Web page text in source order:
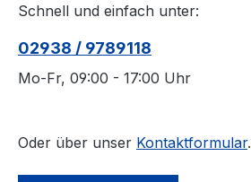
Schnell und einfach unter:
02938 / 9789118
Mo-Fr, 09:00 - 17:00 Uhr
Oder über unser Kontaktformular.